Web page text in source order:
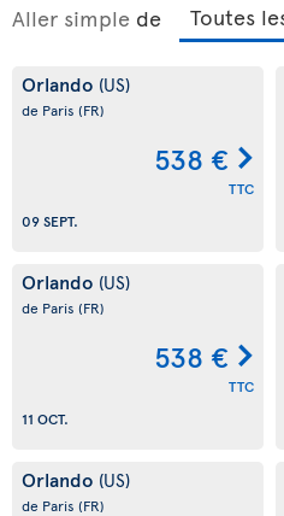
Aller simple de
Orlando (US)
de Paris (FR)
538 €
TTC
09 SEPT.
Orlando (US)
de Paris (FR)
538 €
TTC
11 OCT.
Orlando (US)
de Paris (FR)